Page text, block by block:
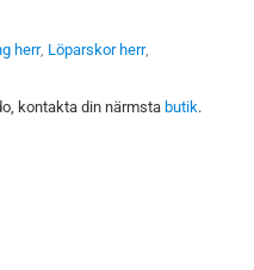
herr, Löparskor herr,
kontakta din närmsta butik.